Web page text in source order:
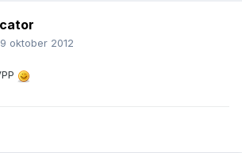
oktober 2012